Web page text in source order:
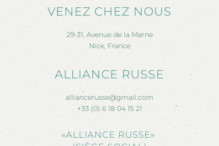
VENEZ CHEZ NOUS
29-31, Avenue de la Marne
Nice, France
ALLIANCE RUSSE
alliancerusse@gmail.com
+33 (0) 6 18 04 15 21
«ALLIANCE RUSSE»